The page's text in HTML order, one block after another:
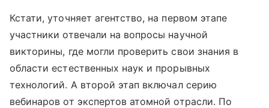
Кстати, уточняет агентство, на первом этапе
участники отвечали на вопросы научной
викторины, где могли проверить свои знания в
области естественных наук и прорывных
технологий. А второй этап включал серию
вебинаров от экспертов атомной отрасли. По